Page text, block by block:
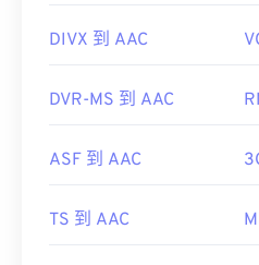
首次發布：
https://en.wikipedia.org/
browse=tc
DIVX 到 AAC
DVR-MS 到 AAC
ASF 到 AAC
TS 到 AAC